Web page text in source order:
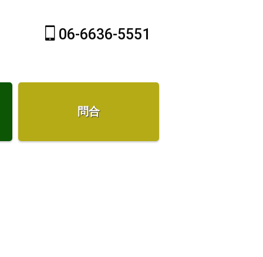
06-6636-5551
問合